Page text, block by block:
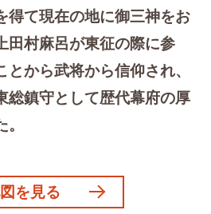
得て現在の地に御三神をお
田村麻呂が東征の際に参
から武将から信仰され、
総鎮守として歴代幕府の厚
を見る